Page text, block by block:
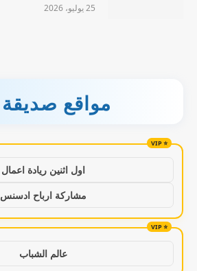
25 يوليو، 2026
مواقع صديقة
اول اثنين ريادة اعمال
مشاركة ارباح ادسنس
عالم الشباب